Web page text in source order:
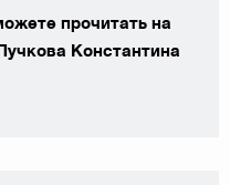
прочитать на
Константина